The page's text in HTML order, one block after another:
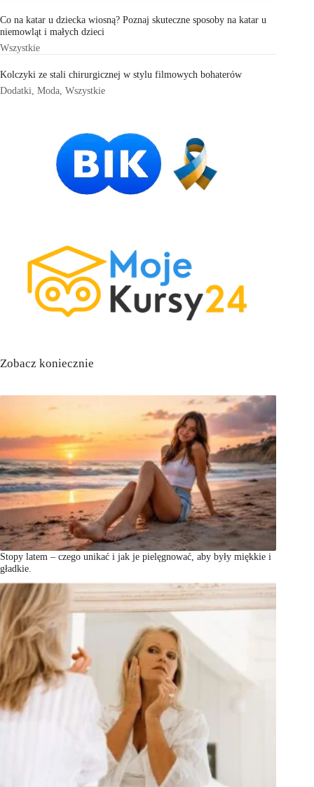
Co na katar u dziecka wiosną? Poznaj skuteczne sposoby na katar u
niemowląt i małych dzieci
Wszystkie
Kolczyki ze stali chirurgicznej w stylu filmowych bohaterów
Dodatki Moda Wszystkie
Zobacz koniecznie
Stopy latem – czego unikać i jak je pielęgnować, aby były miękkie i
gładkie.